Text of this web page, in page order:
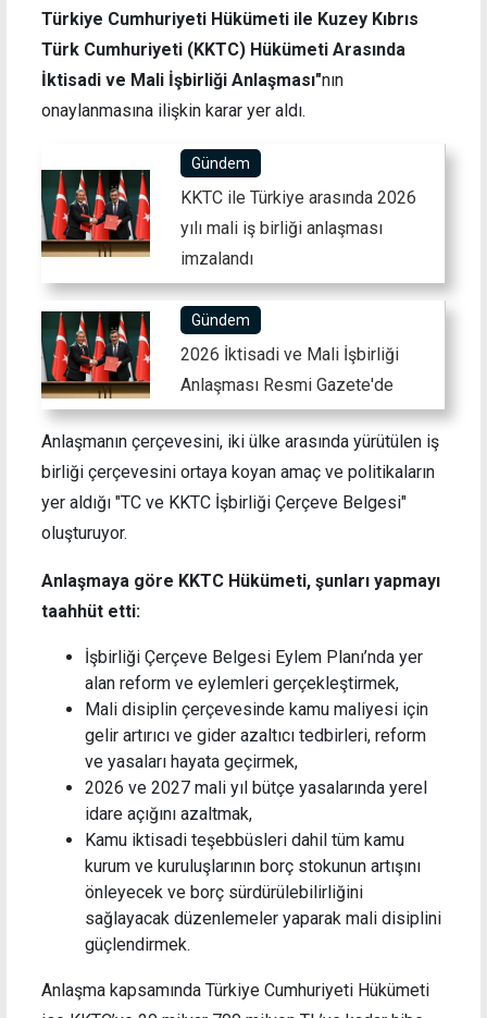
Türkiye Cumhuriyeti Hükümeti ile Kuzey Kıbrıs
Türk Cumhuriyeti (KKTC) Hükümeti Arasında
İktisadi ve Mali İşbirliği Anlaşması"nın
onaylanmasına ilişkin karar yer aldı.
Gündem
KKTC ile Türkiye arasında 2026
yılı mali iş birliği anlaşması
imzalandı
Gündem
2026 İktisadi ve Mali İşbirliği
Anlaşması Resmi Gazete'de
Anlaşmanın çerçevesini, iki ülke arasında yürütülen iş
birliği çerçevesini ortaya koyan amaç ve politikaların
yer aldığı "TC ve KKTC İşbirliği Çerçeve Belgesi"
oluşturuyor.
Anlaşmaya göre KKTC Hükümeti, şunları yapmayı
taahhüt etti:
İşbirliği Çerçeve Belgesi Eylem Planı’nda yer
alan reform ve eylemleri gerçekleştirmek,
Mali disiplin çerçevesinde kamu maliyesi için
gelir artırıcı ve gider azaltıcı tedbirleri, reform
ve yasaları hayata geçirmek,
2026 ve 2027 mali yıl bütçe yasalarında yerel
idare açığını azaltmak,
Kamu iktisadi teşebbüsleri dahil tüm kamu
kurum ve kuruluşlarının borç stokunun artışını
önleyecek ve borç sürdürülebilirliğini
sağlayacak düzenlemeler yaparak mali disiplini
güçlendirmek.
Anlaşma kapsamında Türkiye Cumhuriyeti Hükümeti